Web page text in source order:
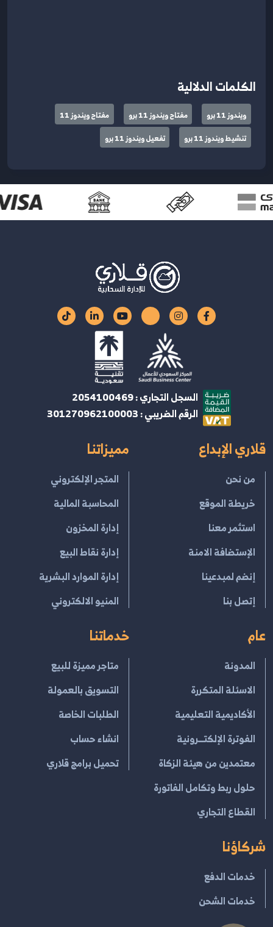
الكلمات الدلالية
ويندوز 11 برو مفتاح ويندوز 11 برو
مفتاح ويندوز 11
تنشيط ويندوز 11 برو
تفعيل ويندوز 11 برو
السجل التجاري : 2054100469
الرقم الضريبي : 301270962100003
قلاري الإبداع
من نحن
خريطة الموقع
استثمر معنا
الإستضافة الامنة
إنضم لمبدعينا
إتصل بنا
مميزاتنا
المتجر الإلكتروني
المحاسبة المالية
إدارة المخزون
إدارة نقاط البيع
إدارة الموارد البشرية
المنيو الالكتروني
عام
المدونة
الاسئلة المتكررة
الأكاديمية التعليمية
الفوترة الإلكتــرونية
معتمدين من هيئة الزكاة
حلول ربط وتكامل الفاتورة
القطاع التجاري
خدماتنا
متاجر مميزة للبيع
التسويق بالعمولة
الطلبات الخاصة
انشاء حساب
تحميل برامج قلاري
شركاؤنا
خدمات الدفع
خدمات الشحن